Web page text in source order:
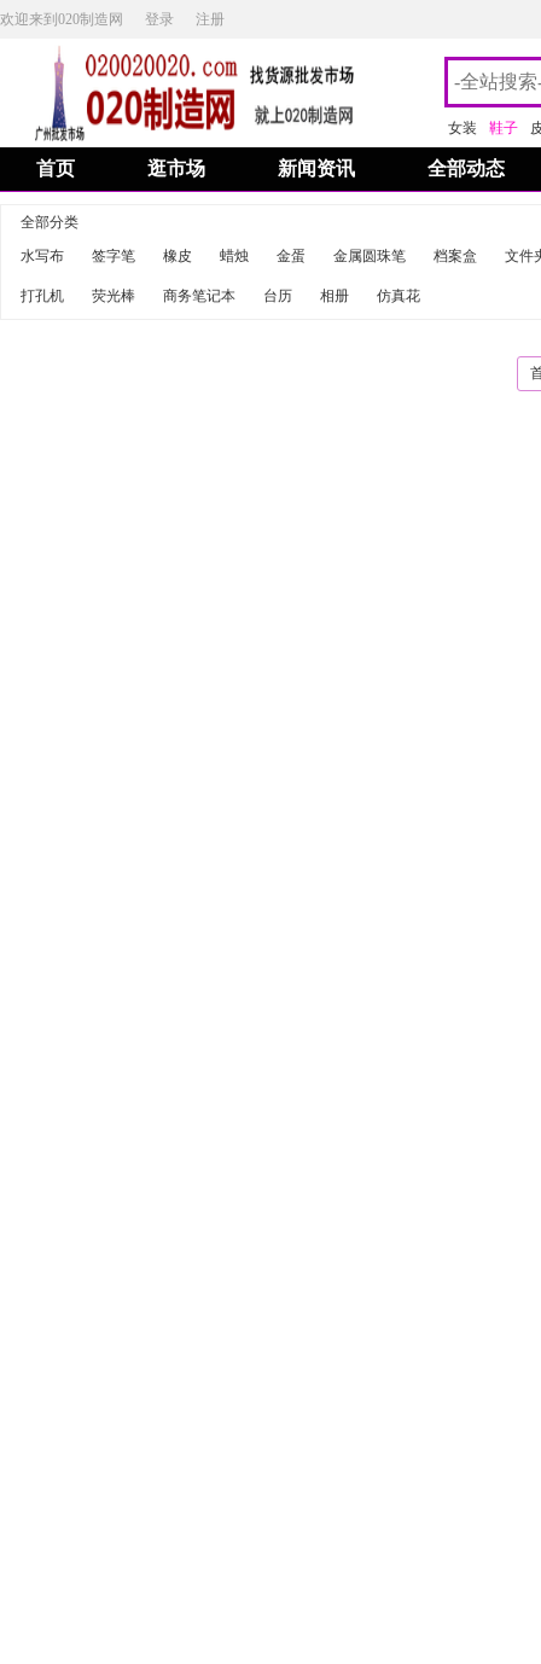
欢迎来到020制造网 登录 注册
女装 鞋子
首页 逛市场 新闻资讯 全部动态
全部分类
水写布
签字笔 橡皮 蜡烛 金蛋 金属圆珠笔 档案盒 文件
打孔机 荧光棒 商务笔记本 台历 相册 仿真花